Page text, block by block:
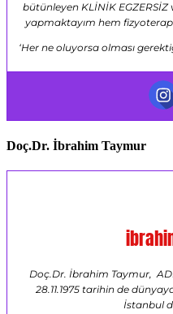
bütünleyen KLİNİK EGZERSİZ
yapmaktayım hem
‘Her ne oluyorsa olması
Doç.Dr. İbrahim Taymur
Doç.Dr. İbrahim Taymur,
28.11.1975 tarihin de
İstanbul